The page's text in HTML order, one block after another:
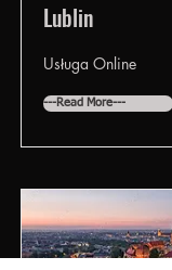
Lublin
Usługa Online
---Read More---